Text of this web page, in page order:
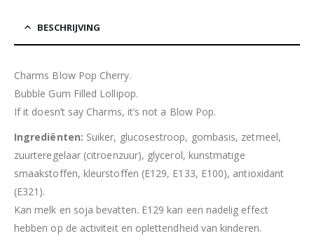
BESCHRIJVING
Charms Blow Pop Cherry.
Bubble Gum Filled Lollipop.
If it doesn’t say Charms, it’s not a Blow Pop.
Ingrediënten: Suiker, glucosestroop, gombasis, zetmeel,
zuurteregelaar (citroenzuur), glycerol, kunstmatige
smaakstoffen, kleurstoffen (E129, E133, E100), antioxidant
(E321).
Kan melk en soja bevatten. E129 kan een nadelig effect
hebben op de activiteit en oplettendheid van kinderen.